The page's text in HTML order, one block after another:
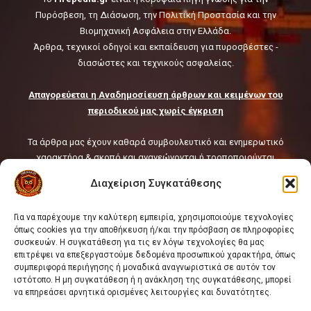
Διαχείριση Συγκατάθεσης
Για να παρέχουμε την καλύτερη εμπειρία, χρησιμοποιούμε τεχνολογίες
όπως cookies για την αποθήκευση ή/και την πρόσβαση σε πληροφορίες
συσκευών. Η συγκατάθεση για τις εν λόγω τεχνολογίες θα μας
επιτρέψει να επεξεργαστούμε δεδομένα προσωπικού χαρακτήρα, όπως
συμπεριφορά περιήγησης ή μοναδικά αναγνωριστικά σε αυτόν τον
ιστότοπο. Η μη συγκατάθεση ή η ανάκληση της συγκατάθεσης, μπορεί
να επηρεάσει αρνητικά ορισμένες λειτουργίες και δυνατότητες.
Technical Leadership in Safety:
Why Emergency Response and
HSE Must Be Operated as One
10
10 συχνά λάθη σε
περιορισμένους χώρους που
Πυρόσβεση, τη Διάσωση, την Πολιτική Προστασία και την
Βιομηχανική Ασφάλεια στην Ελλάδα.
Άρθρα, τεχνικοί οδηγοί και εκπαίδευση για πυροσβέστες -
διασώστες και τεχνικούς ασφαλείας.
Απαγορεύεται η Αναδημοσίευση άρθρων και κειμένων του
περιοδικού μας χωρίς έγκριση
Τα άρθρα μας έχουν καθαρά συμβουλευτικό και ενημερωτικό
χαρακτήρα & σκοπό και ανανεώνονται ή τροποποιούνται
Δεδομένης δε της φύσης και του όγκου του διαδικτύου και της
πληροφοριών, οι Πληροφορίες παρέχονται από την Ιστοσελίδα
του Fire Rescue Pedia ως έχουν, χωρίς να παρέχεται οιαδήποτε
εγγύηση, ιδίως ως προς την πληρότητα, επάρκεια ή και την
χρονική επικαιροποίησή τους.